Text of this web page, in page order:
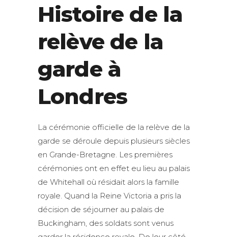
Histoire de la
relève de la
garde à
Londres
La cérémonie officielle de la relève de la
garde se déroule depuis plusieurs siècles
en Grande-Bretagne. Les premières
cérémonies ont en effet eu lieu au palais
de Whitehall où résidait alors la famille
royale. Quand la Reine Victoria a pris la
décision de séjourner au palais de
Buckingham, des soldats sont venus